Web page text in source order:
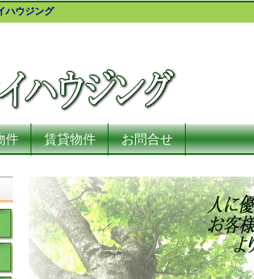
ハウジング
件 賃貸物件 お問合せ